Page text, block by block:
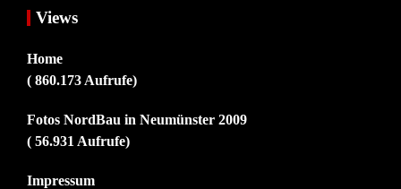
Views
Home
( 860.173 Aufrufe)
Fotos NordBau in Neumünster 2009
( 56.931 Aufrufe)
Impressum